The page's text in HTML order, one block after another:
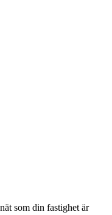
som din fastighet är